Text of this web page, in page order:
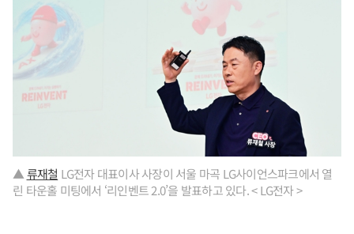
▲류재철 LG전자 대표이사 사장이 서울 마곡 LG사이언스파크에서 열
린 타운홀 미팅에서 ‘리인벤트 2.0’을 발표하고 있다. < LG전자 >